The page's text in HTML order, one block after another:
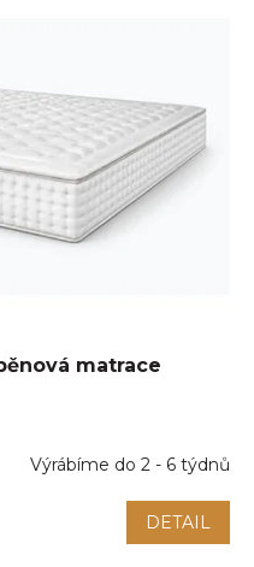
matrace
Výrábíme do 2 - 6 týdnů
DETAIL